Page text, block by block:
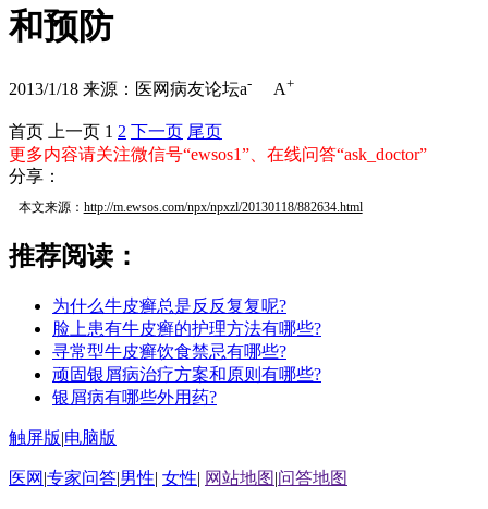
和预防
2013/1/18 来源：医网病友论坛a- A+
首页 上一页 1 2 下一页 尾页
更多内容请关注微信号“ewsos1”、在线问答“ask_doctor”
分享：
本文来源： http://m.ewsos.com/npx/npxzl/20130118/882634.html
推荐阅读：
为什么牛皮癣总是反反复复呢?
脸上患有牛皮癣的护理方法有哪些?
寻常型牛皮癣饮食禁忌有哪些?
顽固银屑病治疗方案和原则有哪些?
银屑病有哪些外用药?
触屏版|电脑版
医网 |专家问答|男性| 女性| 网站地图 |问答地图